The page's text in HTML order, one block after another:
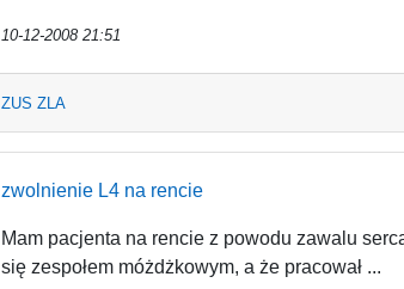
10-12-2008 21:51
ZUS ZLA
zwolnienie L4 na rencie
Mam pacjenta na rencie z powodu zawalu
się zespołem móżdżkowym, a że pracował ...